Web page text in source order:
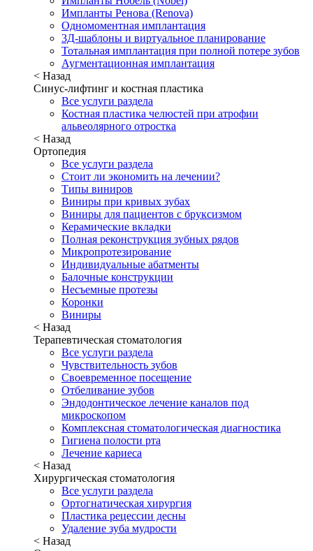
Импланты Ренова (Renova)
Одномоментная имплантация
3Д-шаблоны и виртуальное планирование
Тотальная имплантация при полной потере зубов
Аугментационная имплантация
< Назад
Синус-лифтинг и костная пластика
Все услуги раздела
Костная пластика челюстей при атрофии
альвеолярного отростка
< Назад
Ортопедия
Все услуги раздела
Стоит ли экономить на лечении?
Типы виниров
Виниры при кривых зубах
Виниры для пациентов с бруксизмом
Керамические вкладки
Полная реконструкция зубных рядов
Микропротезирование
Индивидуальные абатменты
Балочные конструкции
Несъемные протезы
Коронки
Виниры
< Назад
Терапевтическая стоматология
Все услуги раздела
Чувствительность зубов
Своевременное посещение
Отбеливание зубов
Эндодонтическое лечение каналов под
микроскопом
Комплексная стоматологическая диагностика
Гигиена полости рта
Лечение кариеса
< Назад
Хирургическая стоматология
Все услуги раздела
Ортогнатическая хирургия
Пластика рецессии десны
Удаление зуба мудрости
< Назад